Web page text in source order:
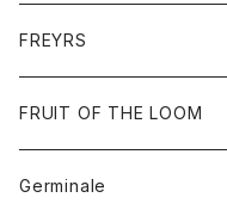
Tシャツ
靴
アクセサリー
バッグ
FREYRS
サングラス
FRUIT OF THE LOOM
アウター
Germinale